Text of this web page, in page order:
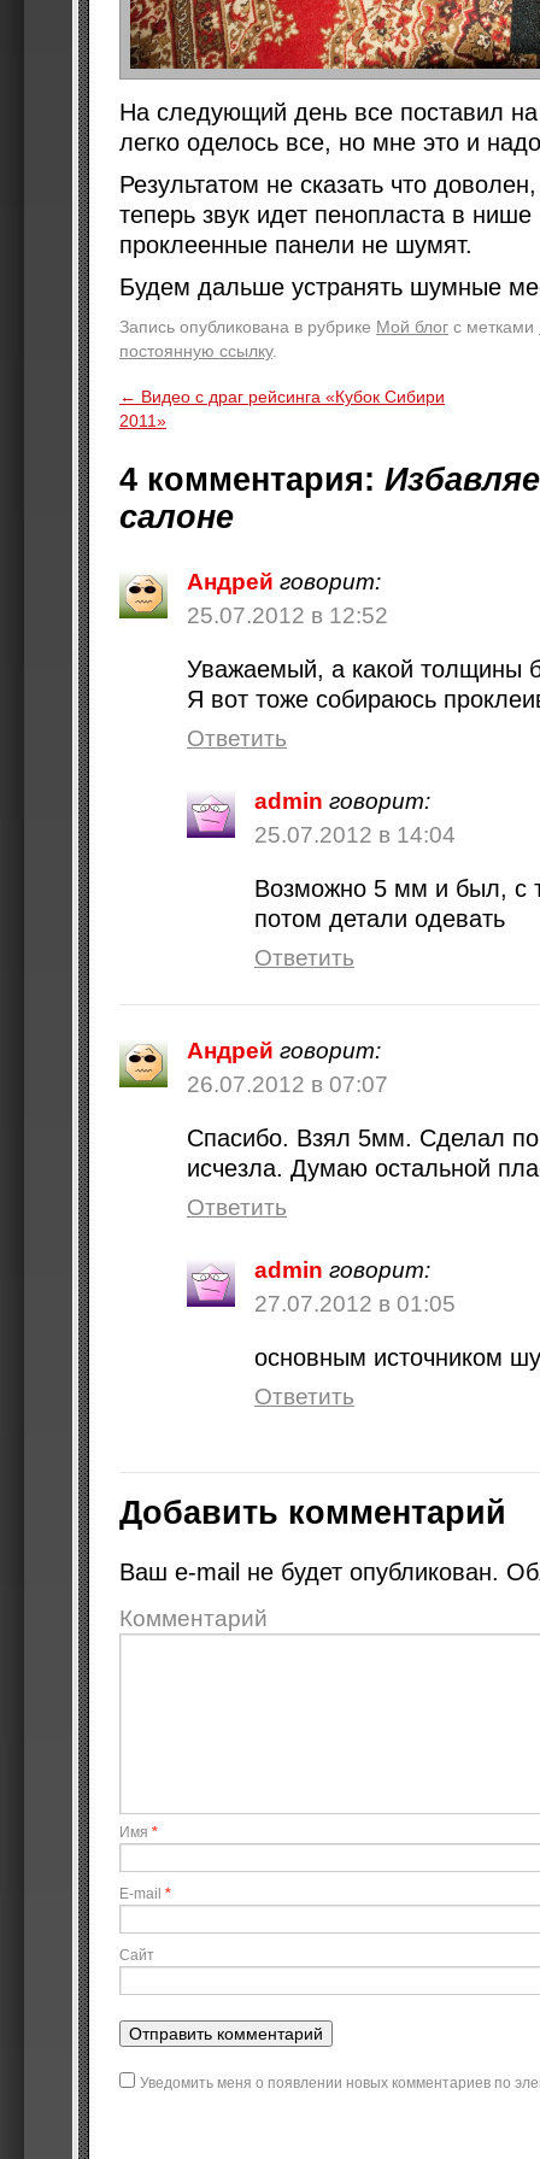
На следующий день все поставил
легко оделось все, но мне это и
Результатом не сказать что
теперь звук идет пенопласта в
проклеенные панели не шумят.
Будем дальше устранять шумные
Запись опубликована в рубрике Мой блог с метками
постоянную ссылку.
← Видео с драг рейсинга «Кубок Сибири
2011»
4 комментария:
салоне
Андрей говорит:
25.07.2012 в 12:52
Уважаемый, а какой толщины
Я вот тоже собираюсь
Ответить
admin говорит:
25.07.2012 в 14:04
Возможно 5 мм и был, с
потом детали одевать
Ответить
Андрей говорит:
26.07.2012 в 07:07
Спасибо. Взял 5мм. Сделал
исчезла. Думаю остальной
Ответить
admin говорит:
27.07.2012 в 01:05
основным источником
Ответить
Добавить комментарий
Ваш e-mail не будет опубликован.
Комментарий
Имя *
E-mail *
Сайт
Уведомить меня о появлении новых комментариев по